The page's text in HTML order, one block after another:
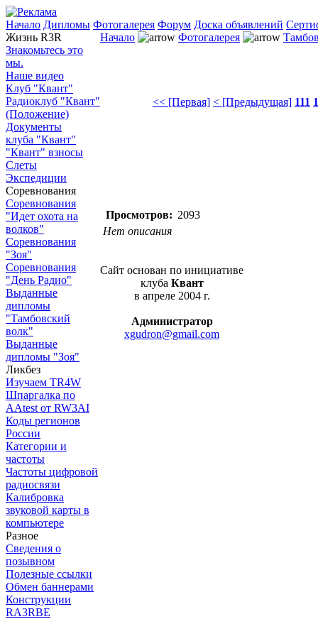
Начало Дипломы Фотогалерея Форум Доска объявлений
Жизнь R3R
Знакомьтесь это
мы.
Наше видео
Клуб "Квант"
Радиоклуб "Квант"
(Положение)
Документы
клуба "Квант"
"Квант" взносы
Слеты
Экспедиции
Соревнования
Соревнования
"Идет охота на
волков"
Соревнования
"Зоя"
Соревнования
"День Радио"
Выданные
дипломы
"Тамбовский
волк"
Выданные
дипломы "Зоя"
Ликбез
Изучаем TR4W
Шпаргалка по
AAtest от RW3AI
Коды регионов
России
Категории и
частоты
Частоты цифровой
радиосвязи
Калибровка
звуковой карты в
компьютере
Разное
Сведения о
позывном
Полезные ссылки
Обмен баннерами
Конструкции
RA3RBE
Начало Фотогалерея
<< [Первая] < [Предыдущая] 111
Просмотров: 2093
Нет описания
Сайт основан по инициативе
клуба Квант
в апреле 2004 г.
Администратор
xgudron@gmail.com